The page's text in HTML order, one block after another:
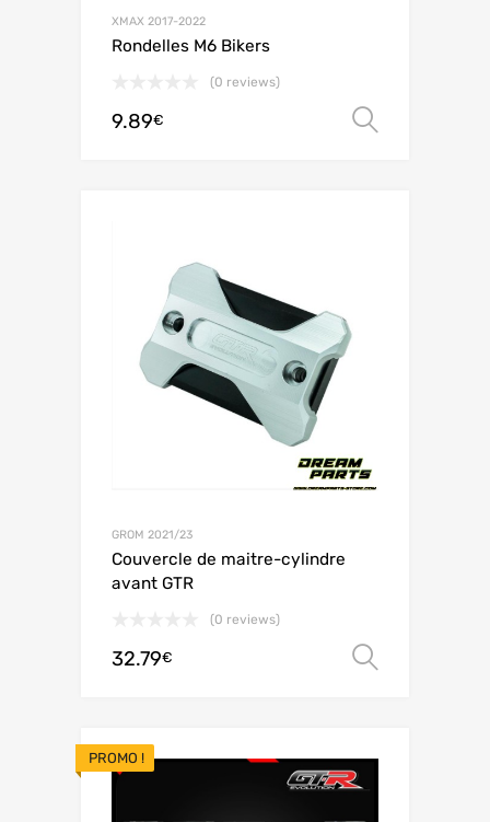
XMAX 2017-2022
Rondelles M6 Bikers
(0 reviews)
9.89€
GROM 2021/23
Couvercle de maitre-cylindre
avant GTR
(0 reviews)
32.79€
PROMO !